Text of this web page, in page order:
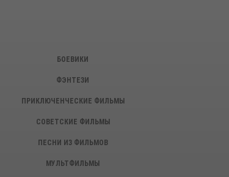
БОЕВИКИ
ФЭНТЕЗИ
ПРИКЛЮЧЕНЧЕСКИЕ ФИЛЬМЫ
СОВЕТСКИЕ ФИЛЬМЫ
ПЕСНИ ИЗ ФИЛЬМОВ
МУЛЬТФИЛЬМЫ